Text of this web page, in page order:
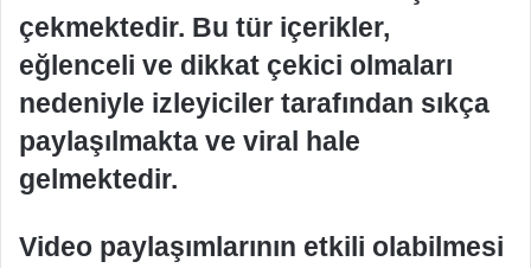
çekmektedir. Bu tür içerikler,
eğlenceli ve dikkat çekici olmaları
nedeniyle izleyiciler tarafından sıkça
paylaşılmakta ve viral hale
gelmektedir.
Video paylaşımlarının etkili olabilmesi